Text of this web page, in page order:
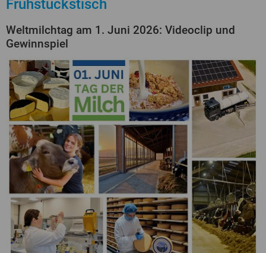
Frühstückstisch
Weltmilchtag am 1. Juni 2026: Videoclip und
Gewinnspiel